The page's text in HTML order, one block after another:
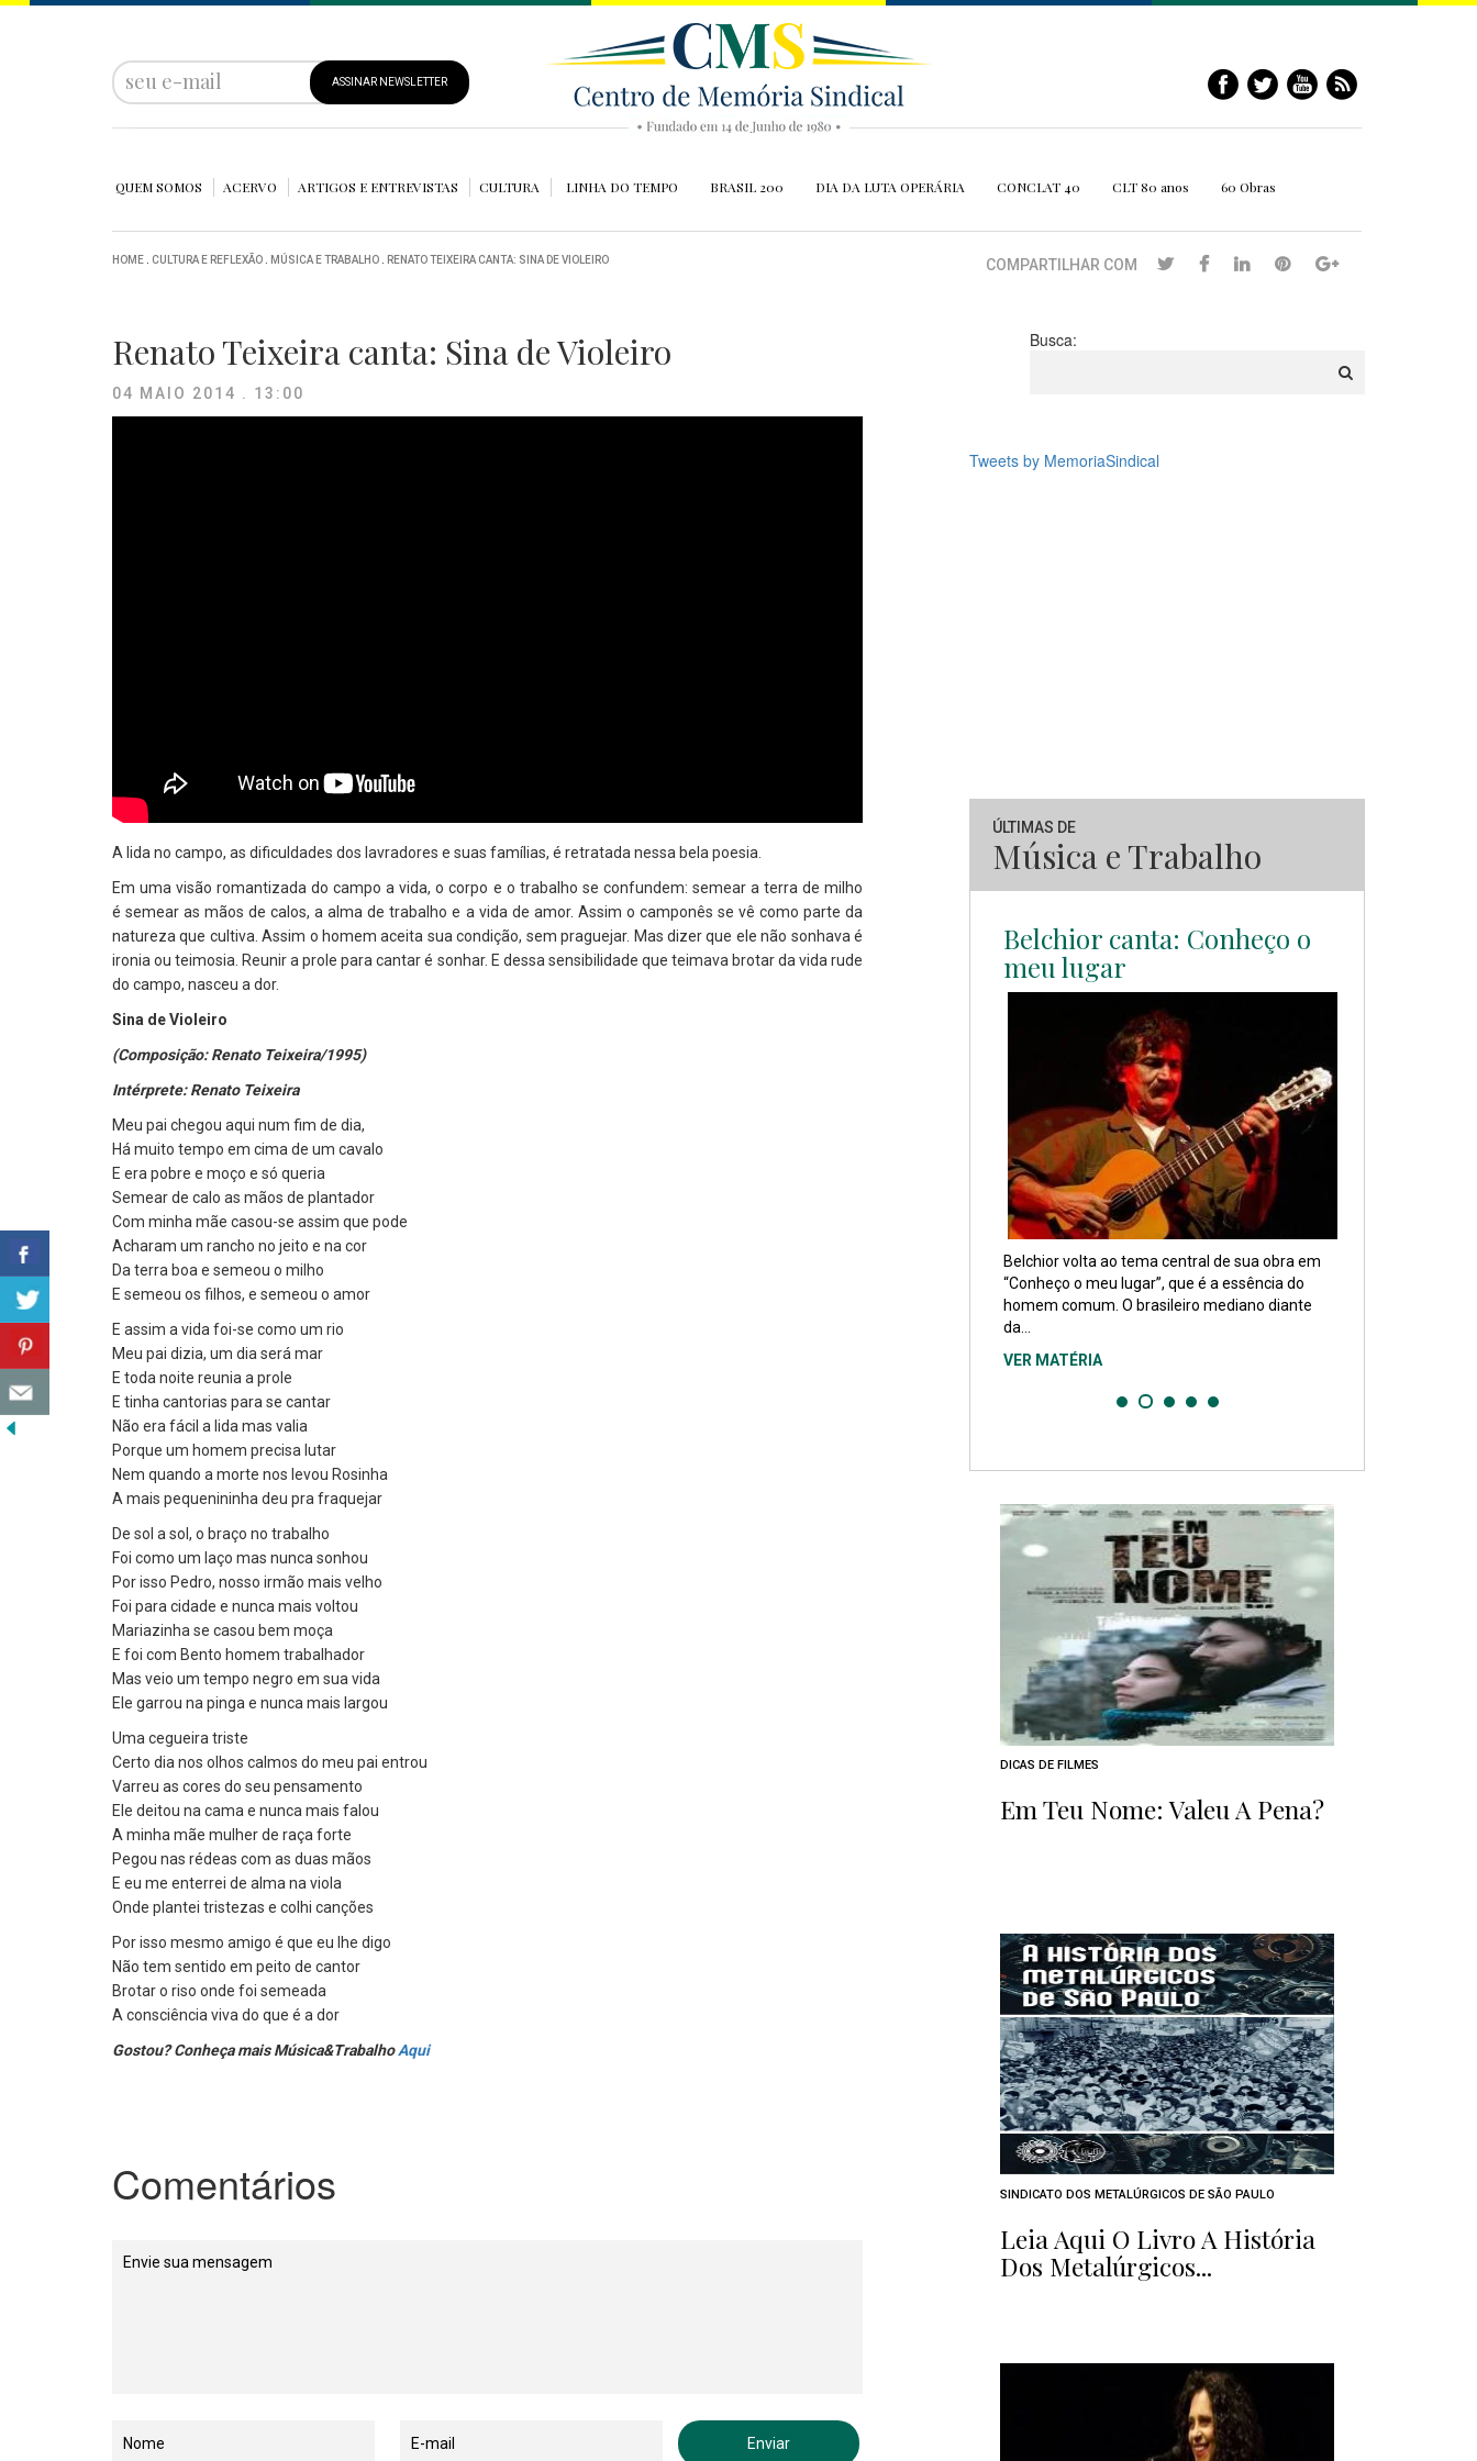
ASSINAR NEWSLETTER
QUEM SOMOS ACERVO ARTIGOS E ENTREVISTAS CULTURA LINHA DO TEMPO BRASIL 200 DIA DA LUTA OPERÁRIA CONCLAT 40 CLT 80 anos 60 Obras
HOME CULTURA E REFLEXÃO MÚSICA E TRABALHO RENATO TEIXEIRA CANTA: SINA DE VIOLEIRO COMPARTILHAR COM
Renato Teixeira canta: Sina de Violeiro
04 MAIO 2014 . 13:00
A lida no campo, as dificuldades dos lavradores e suas famílias, é retratada nessa bela poesia.
Em uma visão romantizada do campo a vida, o corpo e o trabalho se confundem: semear a terra de milho
é semear as mãos de calos, a alma de trabalho e a vida de amor. Assim o camponês se vê como parte da
natureza que cultiva. Assim o homem aceita sua condição, sem praguejar. Mas dizer que ele não sonhava é
ironia ou teimosia. Reunir a prole para cantar é sonhar. E dessa sensibilidade que teimava brotar da vida rude
do campo, nasceu a dor.
Sina de Violeiro
(Composição: Renato Teixeira/1995)
Intérprete: Renato Teixeira
Meu pai chegou aqui num fim de dia,
Há muito tempo em cima de um cavalo
E era pobre e moço e só queria
Semear de calo as mãos de plantador
Com minha mãe casou-se assim que pode
Acharam um rancho no jeito e na cor
Da terra boa e semeou o milho
E semeou os filhos, e semeou o amor
E assim a vida foi-se como um rio
Meu pai dizia, um dia será mar
E toda noite reunia a prole
E tinha cantorias para se cantar
Não era fácil a lida mas valia
Porque um homem precisa lutar
Nem quando a morte nos levou Rosinha
A mais pequenininha deu pra fraquejar
De sol a sol, o braço no trabalho
Foi como um laço mas nunca sonhou
Por isso Pedro, nosso irmão mais velho
Foi para cidade e nunca mais voltou
Mariazinha se casou bem moça
E foi com Bento homem trabalhador
Mas veio um tempo negro em sua vida
Ele garrou na pinga e nunca mais largou
Uma cegueira triste
Certo dia nos olhos calmos do meu pai entrou
Varreu as cores do seu pensamento
Ele deitou na cama e nunca mais falou
A minha mãe mulher de raça forte
Pegou nas rédeas com as duas mãos
E eu me enterrei de alma na viola
Onde plantei tristezas e colhi canções
Por isso mesmo amigo é que eu lhe digo
Não tem sentido em peito de cantor
Brotar o riso onde foi semeada
A consciência viva do que é a dor
Gostou? Conheça mais Música&TrabalhoAqui
Comentários
Busca:
Tweets by MemoriaSindical
ÚLTIMAS DE
Música e Trabalho
Belchior canta: Conheço o
meu lugar
Belchior volta ao tema central de sua obra em
“Conheço o meu lugar”, que é a essência do
homem comum. O brasileiro mediano diante
da...
VER MATÉRIA
DICAS DE FILMES
Em Teu Nome: Valeu A Pena?
SINDICATO DOS METALÚRGICOS DE SÃO PAULO
Leia Aqui O Livro A História
Dos Metalúrgicos...